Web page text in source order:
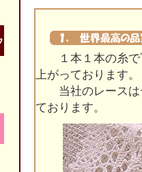
１本１本の糸で
上がっております。
当社のレースは
ております。